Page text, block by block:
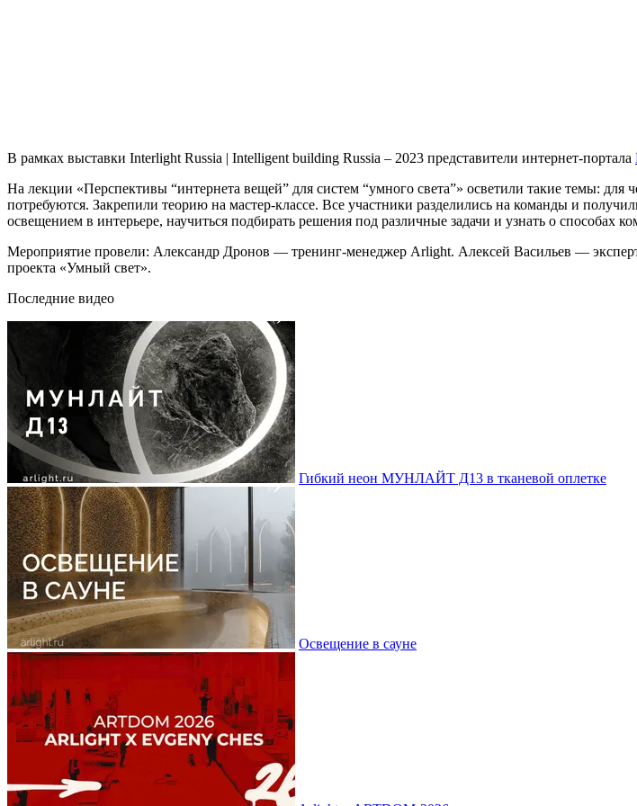
В рамках выставки Interlight Russia | Intelligent building Russia – 2023 представители интернет-портала
На лекции «Перспективы “интернета вещей” для систем “умного света”» осветили такие темы:
потребуются. Закрепили теорию на мастер-классе. Все участники разделились на команды и
освещением в интерьере, научиться подбирать решения под различные задачи и узнать о способах
Мероприятие провели: Александр Дронов — тренинг-менеджер Arlight. Алексей Васильев —
проекта «Умный свет».
Последние видео
Гибкий неон МУНЛАЙТ Д13 в тканевой оплетке
Освещение в сауне